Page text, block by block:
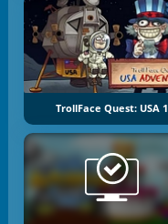
TrollFace Quest: USA 1